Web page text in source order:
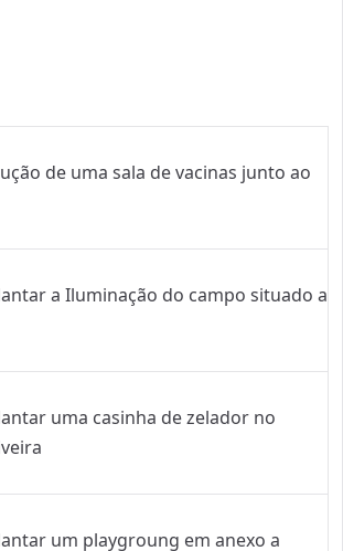
de uma sala de vacinas junto ao
a Iluminação do campo situado a
uma casinha de zelador no
um playgroung em anexo a